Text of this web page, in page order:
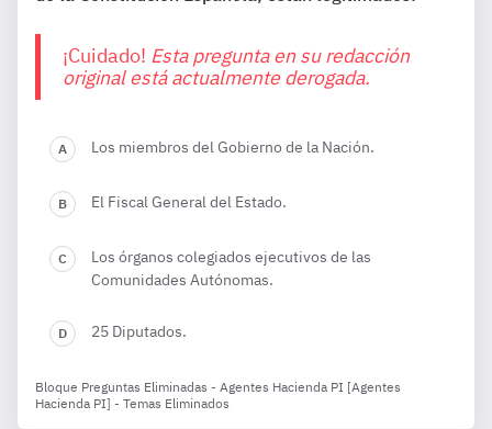
¡Cuidado! Esta pregunta en su redacción
original está actualmente derogada.
Los miembros del Gobierno de la Nación.
El Fiscal General del Estado.
Los órganos colegiados ejecutivos de las
Comunidades Autónomas.
25 Diputados.
Bloque Preguntas Eliminadas - Agentes Hacienda PI [Agentes
Hacienda PI] - Temas Eliminados